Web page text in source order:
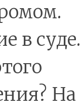
в суде.
На